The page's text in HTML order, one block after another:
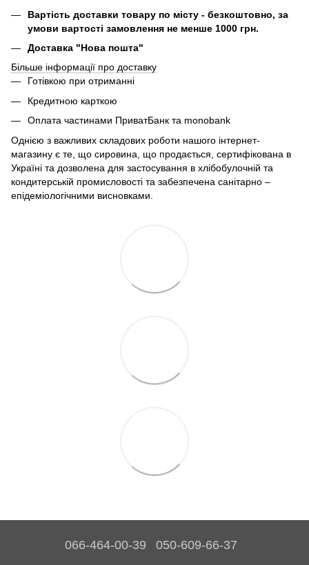
Вартість доставки товару по місту - безкоштовно, за
умови вартості замовлення не менше 1000 грн.
Доставка "Нова пошта"
Більше інформації про доставку
Готівкою при отриманні
Кредитною карткою
Оплата частинами ПриватБанк та monobank
Однією з важливих складових роботи нашого інтернет-
магазину є те, що сировина, що продається, сертифікована в
Україні та дозволена для застосування в хлібобулочній та
кондитерській промисловості та забезпечена санітарно –
епідеміологічними висновками.
066-464-00-39 050-609-66-37